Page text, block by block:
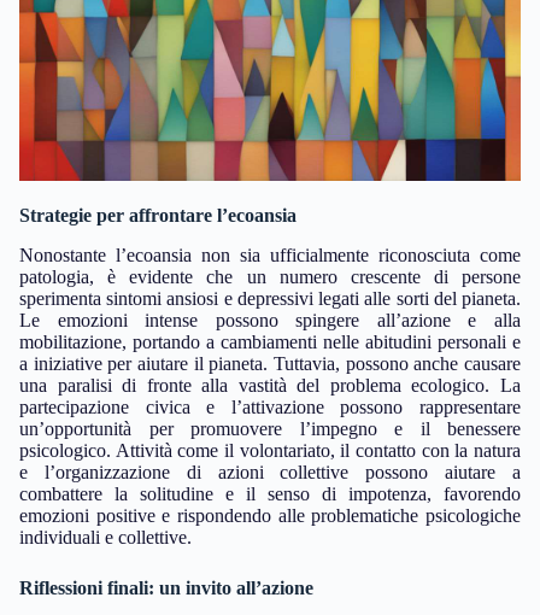
Strategie per affrontare l’ecoansia
Nonostante l’ecoansia non sia ufficialmente riconosciuta come
patologia, è evidente che un numero crescente di persone
sperimenta sintomi ansiosi e depressivi legati alle sorti del pianeta.
Le emozioni intense possono spingere all’azione e alla
mobilitazione, portando a cambiamenti nelle abitudini personali e
a iniziative per aiutare il pianeta. Tuttavia, possono anche causare
una paralisi di fronte alla vastità del problema ecologico. La
partecipazione civica e l’attivazione possono rappresentare
un’opportunità per promuovere l’impegno e il benessere
psicologico. Attività come il volontariato, il contatto con la natura
e l’organizzazione di azioni collettive possono aiutare a
combattere la solitudine e il senso di impotenza, favorendo
emozioni positive e rispondendo alle problematiche psicologiche
individuali e collettive.
Riflessioni finali: un invito all’azione